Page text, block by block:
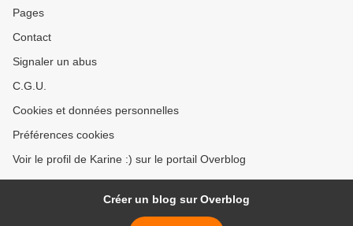
Pages
Contact
Signaler un abus
C.G.U.
Cookies et données personnelles
Préférences cookies
Voir le profil de Karine :) sur le portail Overblog
Créer un blog sur Overblog